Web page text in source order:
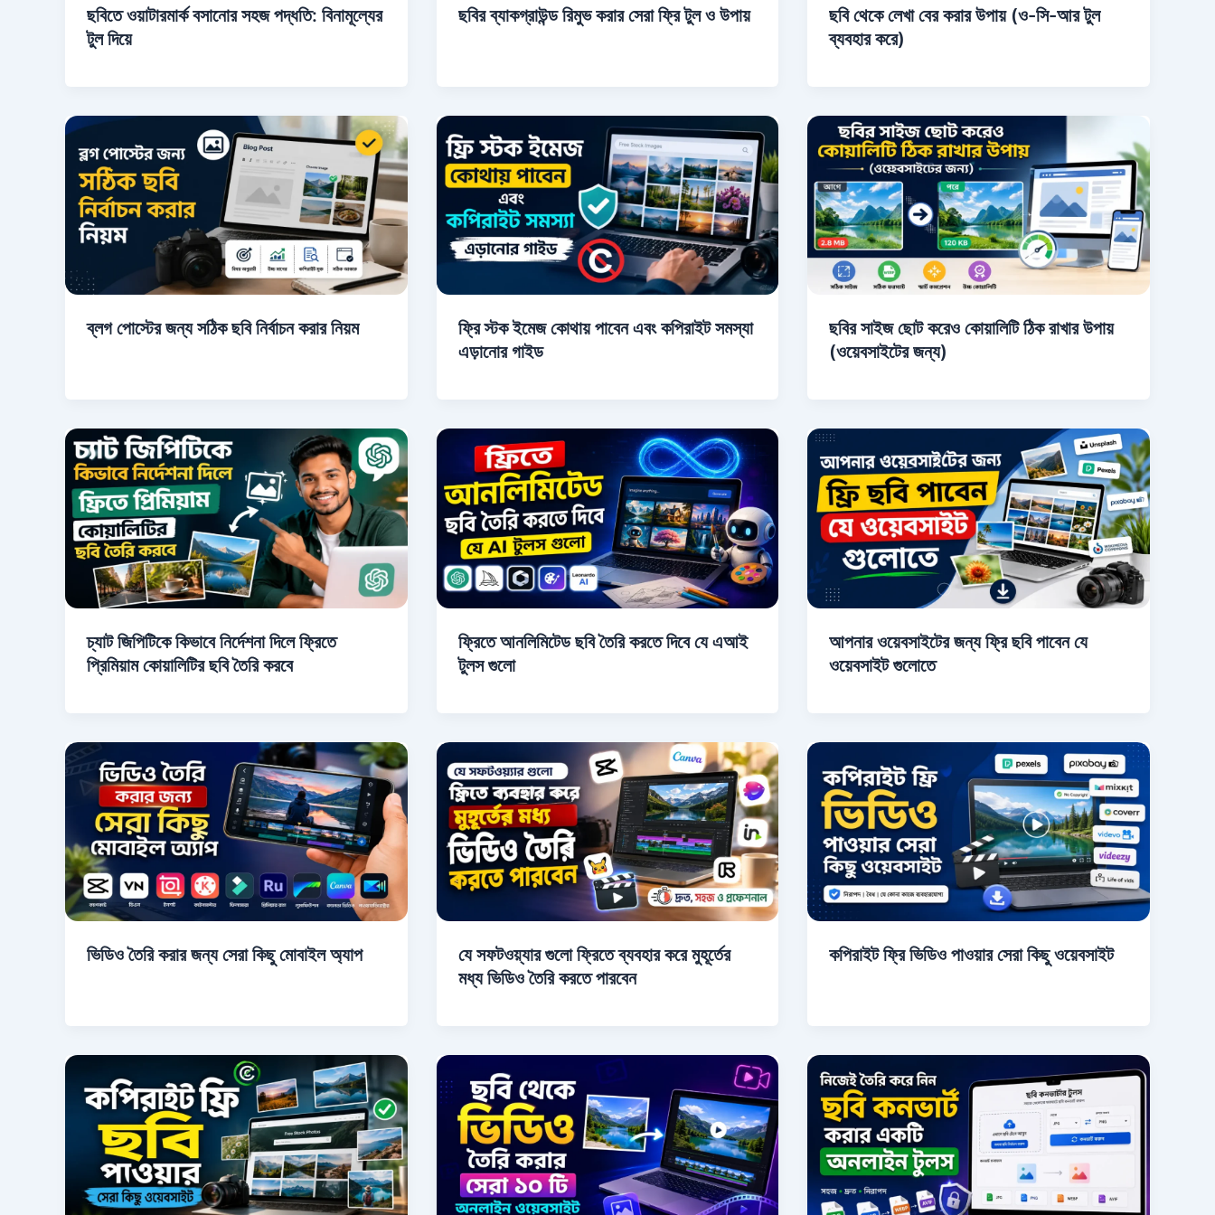
ছবিতে ওয়াটারমার্ক বসানোর সহজ পদ্ধতি: বিনামূল্যের
টুল দিয়ে
ছবির ব্যাকগ্রাউন্ড রিমুভ করার সেরা ফ্রি টুল ও উপায়
ছবি থেকে লেখা বের করার উপায় (ও-সি-আর টুল
ব্যবহার করে)
ব্লগ পোস্টের জন্য সঠিক ছবি নির্বাচন করার নিয়ম
ফ্রি স্টক ইমেজ কোথায় পাবেন এবং কপিরাইট সমস্যা
এড়ানোর গাইড
ছবির সাইজ ছোট করেও কোয়ালিটি ঠিক রাখার উপায়
(ওয়েবসাইটের জন্য)
চ্যাট জিপিটিকে কিভাবে নির্দেশনা দিলে ফ্রিতে
প্রিমিয়াম কোয়ালিটির ছবি তৈরি করবে
ফ্রিতে আনলিমিটেড ছবি তৈরি করতে দিবে যে এআই
টুলস গুলো
আপনার ওয়েবসাইটের জন্য ফ্রি ছবি পাবেন যে
ওয়েবসাইট গুলোতে
ভিডিও তৈরি করার জন্য সেরা কিছু মোবাইল অ্যাপ
যে সফটওয়্যার গুলো ফ্রিতে ব্যবহার করে মুহূর্তের
মধ্য ভিডিও তৈরি করতে পারবেন
কপিরাইট ফ্রি ভিডিও পাওয়ার সেরা কিছু ওয়েবসাইট